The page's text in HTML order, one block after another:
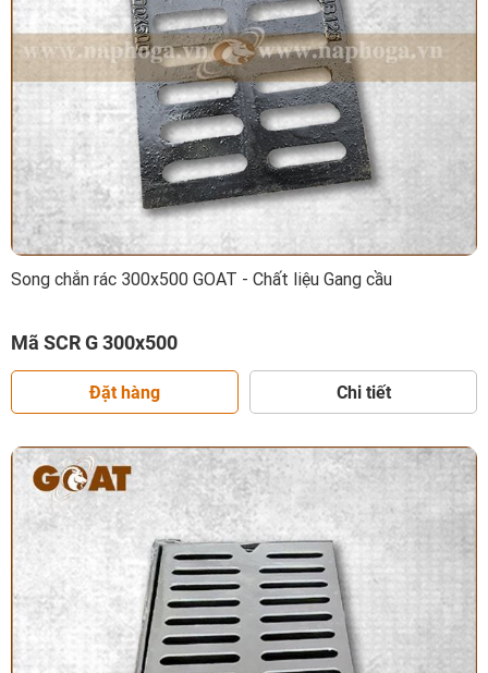
Song chắn rác 300x500 GOAT - Chất liệu Gang cầu
Mã SCR G 300x500
Đặt hàng Chi tiết